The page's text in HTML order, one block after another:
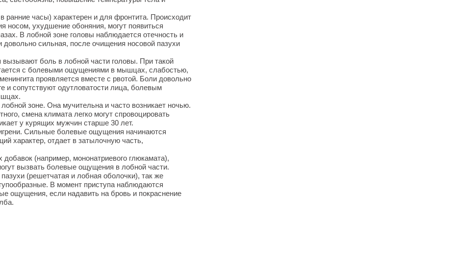
ранние часы) характерен и для фронтита. Происходит
носом, ухудшение обоняния, могут появиться
В лобной зоне головы наблюдается отечность и
довольно сильная, после очищения носовой пазухи
боль в лобной части головы. При такой
с болевыми ощущениями в мышцах, слабостью,
проявляется вместе с рвотой. Боли довольно
и сопутствуют одутловатости лица, болевым
зоне. Она мучительна и часто возникает ночью.
смена климата легко могут спровоцировать
у курящих мужчин старше 30 лет.
Сильные болевые ощущения начинаются
характер, отдает в затылочную часть,
(например, мононатриевого глюкамата),
вызвать болевые ощущения в лобной части.
(решетчатая и лобная оболочки), так же
В момент приступа наблюдаются
ощущения, если надавить на бровь и покраснение